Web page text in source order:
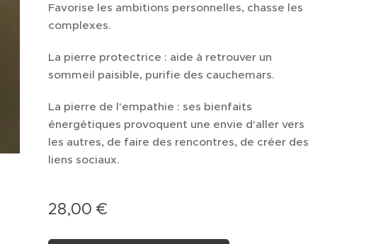
Favorise les ambitions personnelles, chasse les
complexes.
La pierre protectrice : aide à retrouver un
sommeil paisible, purifie des cauchemars.
La pierre de l'empathie : ses bienfaits
énergétiques provoquent une envie d'aller vers
les autres, de faire des rencontres, de créer des
liens sociaux.
28,00 €